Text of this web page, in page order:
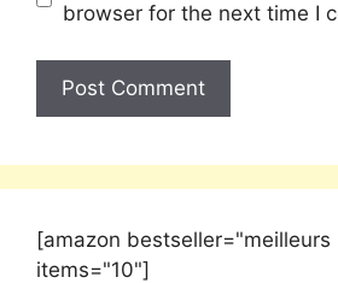
browser for the next time I
[amazon bestseller="meilleurs
items="10"]